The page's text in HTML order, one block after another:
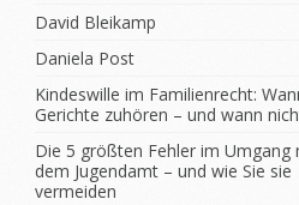
David Bleikamp
Daniela Post
Kindeswille im Familienrecht:
Gerichte zuhören – und wann
Die 5 größten Fehler im Umgang
dem Jugendamt – und wie Sie sie
vermeiden